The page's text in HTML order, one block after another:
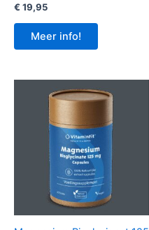
€ 19,95
Meer info!